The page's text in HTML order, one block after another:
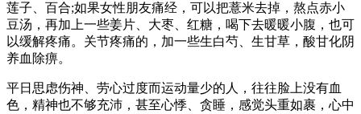
莲子、百合;如果女性朋友痛经，可以把薏米去掉，熬点赤小
豆汤，再加上一些姜片、大枣、红糖，喝下去暖暖小腹，也可
以缓解疼痛。关节疼痛的，加一些生白芍、生甘草，酸甘化阴
养血除痹。
平日思虑伤神、劳心过度而运动量少的人，往往脸上没有血
色，精神也不够充沛，甚至心悸、贪睡，感觉头重如裹，心中